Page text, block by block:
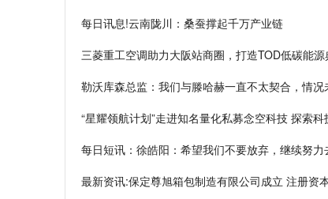
每日讯息!云南陇川：桑蚕撑起千万产业链
三菱重工空调助力大阪站商圈，打造TOD低碳能源
勒沃库森总监：我们与滕哈赫一直不太契合，情
“星耀领航计划”走进知名量化私募念空科技 探索
每日短讯：徐皓阳：希望我们不要放弃，继续努力
最新资讯:保定尊旭箱包制造有限公司成立 注册资